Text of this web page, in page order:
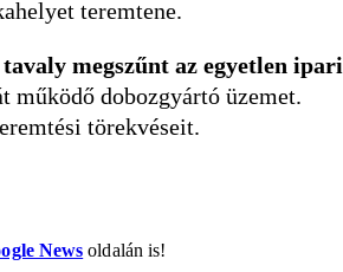
teremtene.
tavaly megszűnt az egyetlen ipari
működő dobozgyártó üzemet.
törekvéseit.
News oldalán is!